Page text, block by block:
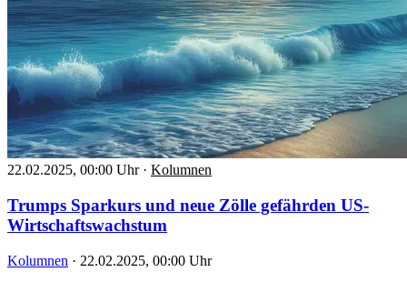
22.02.2025, 00:00 Uhr · Kolumnen
Trumps Sparkurs und neue Zölle gefährden US-
Wirtschaftswachstum
Kolumnen · 22.02.2025, 00:00 Uhr